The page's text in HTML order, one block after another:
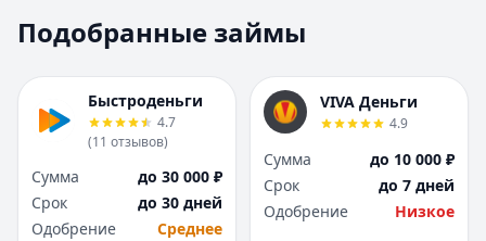
Набережные Челны
Нижний Новгород
Новокузнецк
Новосибирск
Омск
Набережные
Нижний Новгород
Новокузнецк
Новосибирск
Омск
Подобранные займы
Быстроденьги
4.7
(11 отзывов)
Сумма
до 30 000 ₽
Срок
до 30 дней
Одобрение
Среднее
VIVA Деньги
4.9
Сумма
до 10 000 ₽
Срок
до 7 дней
Одобрение
Низкое